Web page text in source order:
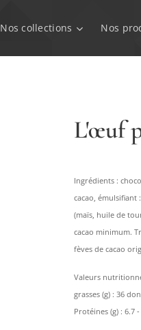
Nos collections Nos
L'œuf
Ingrédients :
cacao, émulsifiant
(maïs, huile de
cacao minimum.
fèves de cacao
Valeurs
grasses (g) : 36
Protéines (g) : 6.7 -